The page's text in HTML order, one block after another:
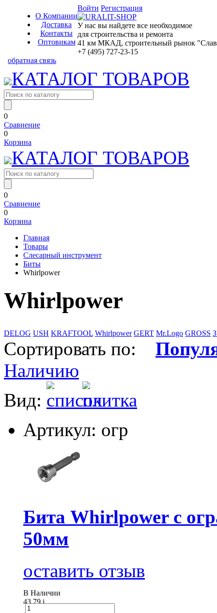
О Компании
Доставка
Контакты
Оптовикам
Войти Регистрация
У нас вы найдете все необходимое
для строительства и ремонта
41 км МКАД, строительный рынок
+7 (495) 727-23-15
обратная связь
КАТАЛОГ ТОВАРОВ
0
Сравнение
0
Корзина
КАТАЛОГ ТОВАРОВ
0
Сравнение
0
Корзина
Главная
Товары
Слесарный инструмент
Биты
Whirlpower
Whirlpower
DELOG USH KRAFTOOL Whirlpower GERT Mr.Logo GROSS
Сортировать по:
Наличию
Вид:
Артикул: огр
Бита Whirlpower с
50мм
оставить отзыв
В Наличии
43.79i